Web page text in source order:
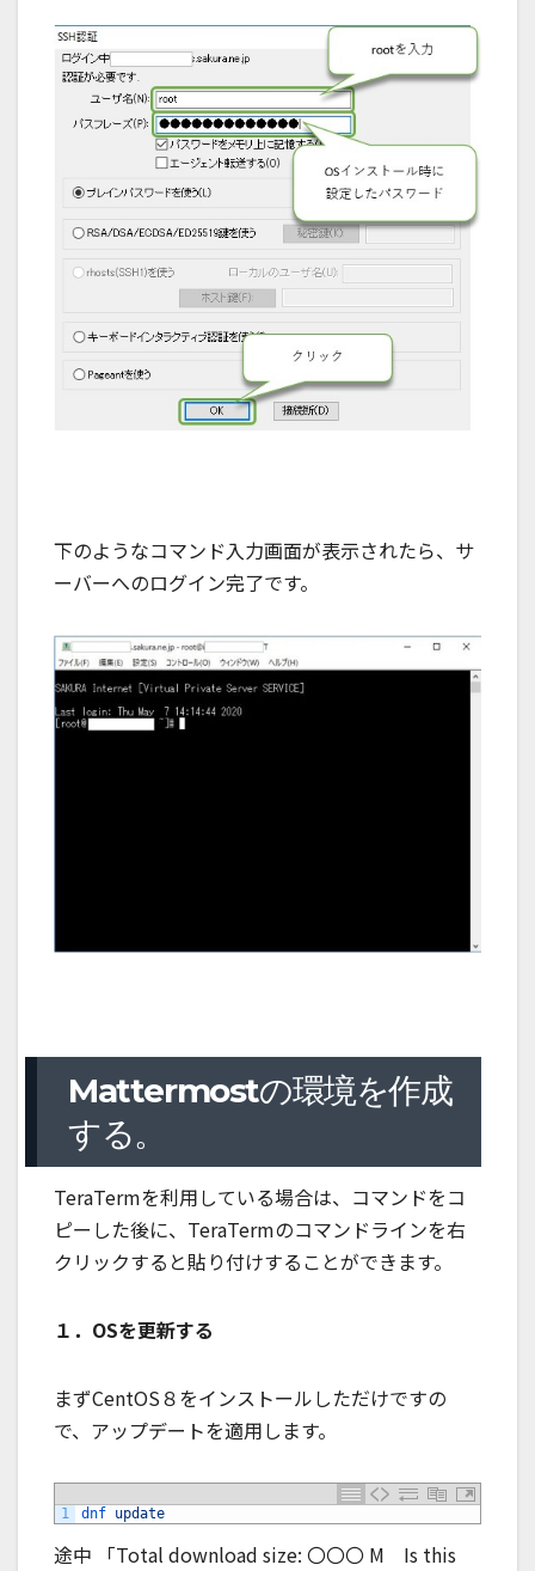
下のようなコマンド入力画面が表示されたら、サ
ーバーへのログイン完了です。
Mattermostの環境を作成
する。
TeraTermを利用している場合は、コマンドをコ
ピーした後に、TeraTermのコマンドラインを右
クリックすると貼り付けすることができます。
１．OSを更新する
まずCentOS８をインストールしただけですの
で、アップデートを適用します。
1 dnf update
途中 「Total download size: 〇〇〇 M Is this